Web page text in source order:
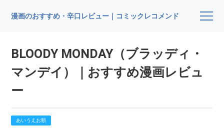
漫画のおすすめ・辛口レビュー｜コミックレコメンド
BLOODY MONDAY（ブラッディ・
マンデイ）｜おすすめ漫画レビュ
ー
あいうえお順